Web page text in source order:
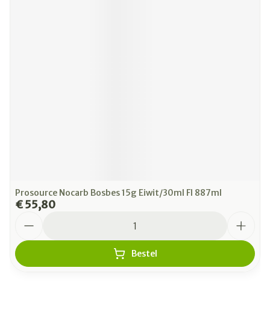
Prosource Nocarb Bosbes 15g Eiwit/30ml Fl 887ml
€ 55,80
Bestel